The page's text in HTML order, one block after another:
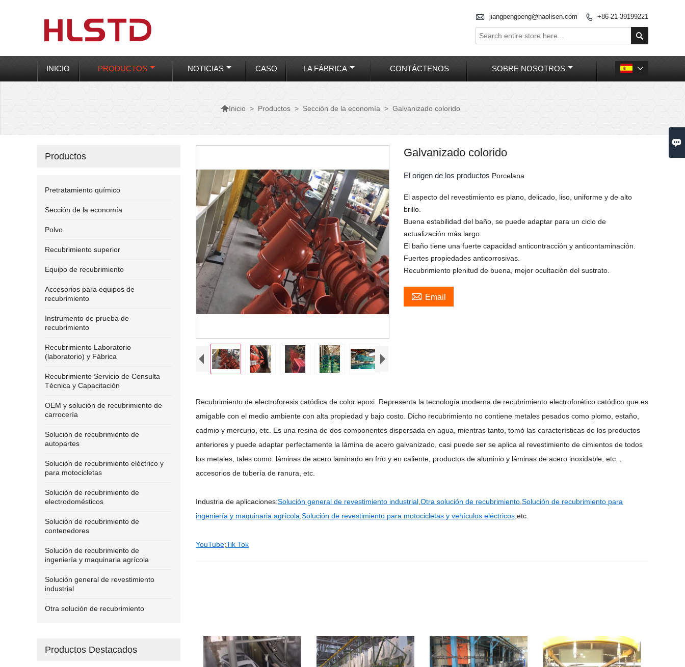

 jiangpengpeng@haolisen.com  +86-21-39199221

INICIO PRODUCTOS NOTICIAS CASO LA FÁBRICA CONTÁCTENOS SOBRE NOSOTROS 
Inicio > Productos > Sección de la economía > Galvanizado colorido
Galvanizado colorido
El origen de los productos Porcelana
El aspecto del revestimiento es plano, delicado, liso, uniforme y de alto
brillo.
Buena estabilidad del baño, se puede adaptar para un ciclo de
actualización más largo.
El baño tiene una fuerte capacidad anticontracción y anticontaminación.
Fuertes propiedades anticorrosivas.
Recubrimiento plenitud de buena, mejor ocultación del sustrato.
 Email
Recubrimiento de electroforesis catódica de color epoxi. Representa la tecnología moderna de recubrimiento electroforético catódico que es
amigable con el medio ambiente con alta propiedad y bajo costo. Dicho recubrimiento no contiene metales pesados ​​como plomo, estaño,
cadmio y mercurio, etc. Es una resina de dos componentes dispersada en agua, mientras tanto, tomó las características de los productos
anteriores y puede adaptar perfectamente la lámina de acero galvanizado, casi puede ser se aplica al revestimiento de cimientos de todos
los metales, tales como: láminas de acero laminado en frío y en caliente, productos de aluminio y láminas de acero inoxidable, etc. ,
accesorios de tubería de ranura, etc.
Industria de aplicaciones:Solución general de revestimiento industrial Otra solución de recubrimiento Solución de recubrimiento para
ingeniería y maquinaria agrícola Solución de revestimiento para motocicletas y vehículos eléctricos ,etc.
YouTube;Tik Tok
Productos
Pretratamiento químico
Sección de la economía
Polvo
Recubrimiento superior
Equipo de recubrimiento
Accesorios para equipos de
recubrimiento
Instrumento de prueba de
recubrimiento
Recubrimiento Laboratorio
(laboratorio) y Fábrica
Recubrimiento Servicio de Consulta
Técnica y Capacitación
OEM y solución de recubrimiento de
carrocería
Solución de recubrimiento de
autopartes
Solución de recubrimiento eléctrico y
para motocicletas
Solución de recubrimiento de
electrodomésticos
Solución de recubrimiento de
contenedores
Solución de recubrimiento de
ingeniería y maquinaria agrícola
Solución general de revestimiento
industrial
Otra solución de recubrimiento
Productos Destacados